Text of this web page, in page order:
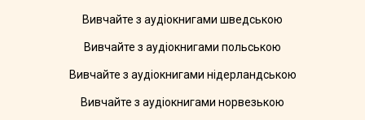
Вивчайте з аудіокнигами шведською
Вивчайте з аудіокнигами польською
Вивчайте з аудіокнигами нідерландською
Вивчайте з аудіокнигами норвезькою